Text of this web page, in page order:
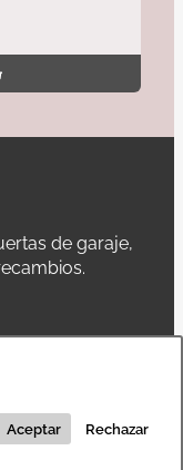
de garaje,
Aceptar Rechazar